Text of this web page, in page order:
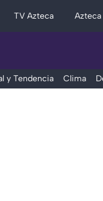
TV Azteca Azteca
y Tendencia Clima